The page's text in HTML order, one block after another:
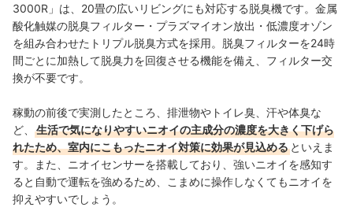
3000R」は、20畳の広いリビングにも対応する脱臭機です。金属
酸化触媒の脱臭フィルター・プラズマイオン放出・低濃度オゾン
を組み合わせたトリプル脱臭方式を採用。脱臭フィルターを24時
間ごとに加熱して脱臭力を回復させる機能を備え、フィルター交
換が不要です。
稼動の前後で実測したところ、排泄物やトイレ臭、汗や体臭な
ど、
生活で気になりやすいニオイの主成分の濃度を大きく下げら
れたため、室内にこもったニオイ対策に効果が見込める といえま
す。また、ニオイセンサーを搭載しており、強いニオイを感知す
ると自動で運転を強めるため、こまめに操作しなくてもニオイを
抑えやすいでしょう。